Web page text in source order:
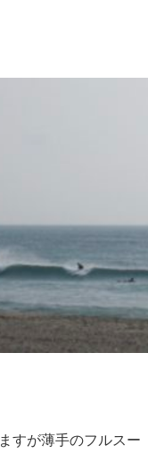
すが薄手のフルスー